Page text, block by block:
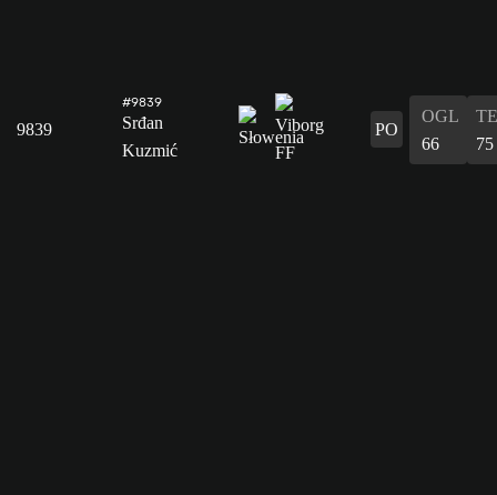
9839
#9839
Srđan
Kuzmić
PO
OGL
66
75